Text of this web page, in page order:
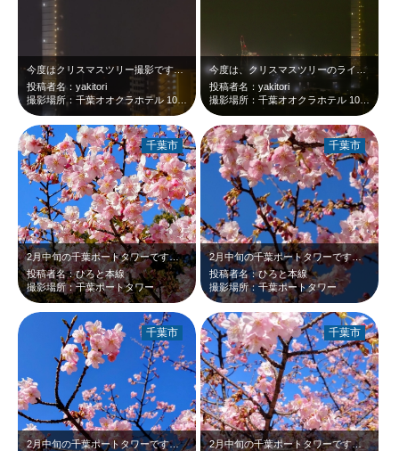
今度はクリスマスツリー撮影です。port tower at 18:22 Feb…
投稿者名：yakitori
撮影場所：千葉オオクラホテル 10Fエレベータホール
今度は、クリスマスツリーのライトアップを撮影してみたいです。port towe…
投稿者名：yakitori
撮影場所：千葉オオクラホテル 10Fエレベータホール
2月中旬の千葉ポートタワーです。野外ステージ後ろに河津桜が咲いていました。沢山…
投稿者名：ひろと本線
撮影場所：千葉ポートタワー
千葉市
2月中旬の千葉ポートタワーです。野外ステージ後ろにも河津桜が咲いていました。沢…
投稿者名：ひろと本線
撮影場所：千葉ポートタワー
千葉市
2月中旬の千葉ポートタワーです。野外ステージ後ろにも河津桜が咲いていました。濃…
千葉市
2月中旬の千葉ポートタワーです。野外ステージ後ろにも河津桜が咲いていました。ま…
千葉市